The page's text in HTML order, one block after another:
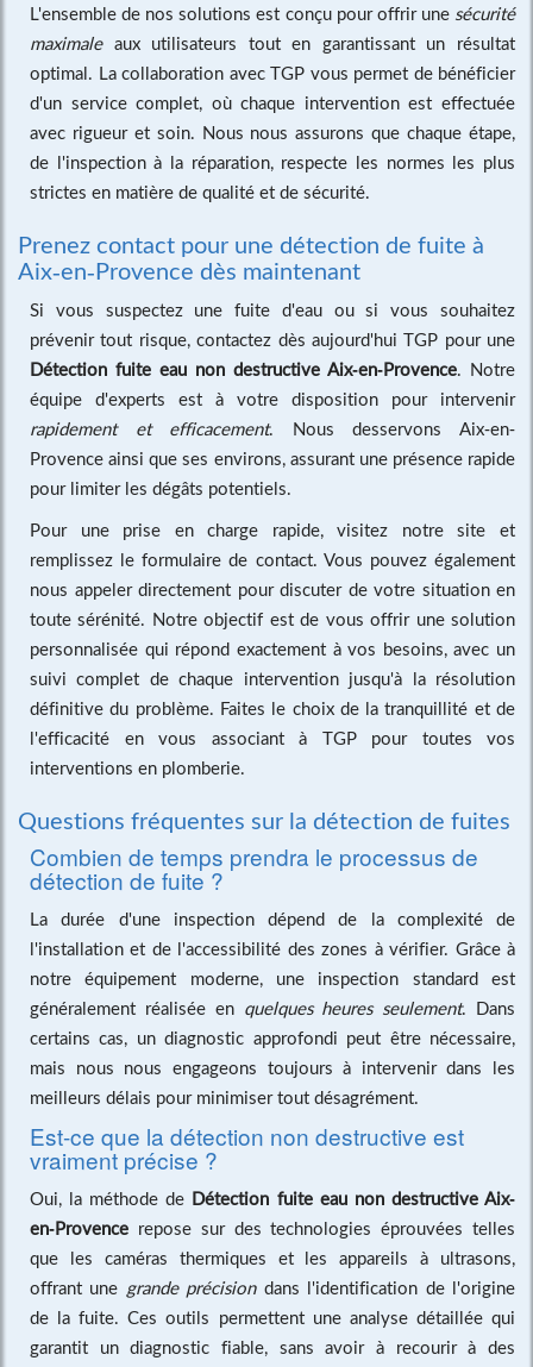
L'ensemble de nos solutions est conçu pour offrir une sécurité
maximaleaux utilisateurs tout en garantissant un résultat
optimal. La collaboration avec TGP vous permet de bénéficier
d'un service complet, où chaque intervention est effectuée
avec rigueur et soin. Nous nous assurons que chaque étape,
de l'inspection à la réparation, respecte les normes les plus
strictes en matière de qualité et de sécurité.
Prenez contact pour une détection de fuite à
Aix-en-Provence dès maintenant
Si vous suspectez une fuite d'eau ou si vous souhaitez
prévenir tout risque, contactez dès aujourd'hui TGP pour une
Détection fuite eau non destructive Aix-en-Provence. Notre
équipe d'experts est à votre disposition pour intervenir
rapidement et efficacement. Nous desservons Aix-en-
Provence ainsi que ses environs, assurant une présence rapide
pour limiter les dégâts potentiels.
Pour une prise en charge rapide, visitez notre site et
remplissez le formulaire de contact. Vous pouvez également
nous appeler directement pour discuter de votre situation en
toute sérénité. Notre objectif est de vous offrir une solution
personnalisée qui répond exactement à vos besoins, avec un
suivi complet de chaque intervention jusqu'à la résolution
définitive du problème. Faites le choix de la tranquillité et de
l'efficacité en vous associant à TGP pour toutes vos
interventions en plomberie.
Questions fréquentes sur la détection de fuites
Combien de temps prendra le processus de
détection de fuite ?
La durée d'une inspection dépend de la complexité de
l'installation et de l'accessibilité des zones à vérifier. Grâce à
notre équipement moderne, une inspection standard est
généralement réalisée en quelques heures seulement. Dans
certains cas, un diagnostic approfondi peut être nécessaire,
mais nous nous engageons toujours à intervenir dans les
meilleurs délais pour minimiser tout désagrément.
Est-ce que la détection non destructive est
vraiment précise ?
Oui, la méthode de Détection fuite eau non destructive Aix-
en-Provence repose sur des technologies éprouvées telles
que les caméras thermiques et les appareils à ultrasons,
offrant une grande précisiondans l'identification de l'origine
de la fuite. Ces outils permettent une analyse détaillée qui
garantit un diagnostic fiable, sans avoir à recourir à des